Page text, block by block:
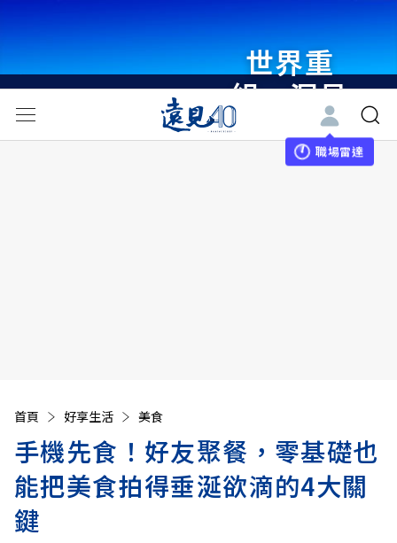
世界重
組・洞見
未來 與
世界領袖
職場雷達
首頁 好享生活 美食
手機先食！好友聚餐，零基礎也
能把美食拍得垂涎欲滴的4大關
鍵